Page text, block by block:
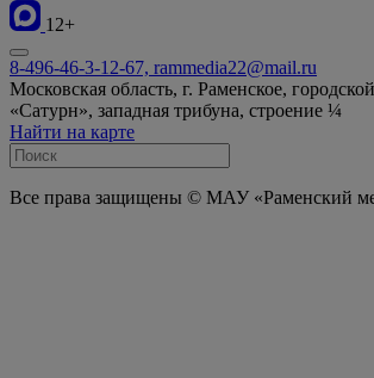
12+
8-496-46-3-12-67, rammedia22@mail.ru
Московская область, г. Раменское,
«Сатурн», западная трибуна, строение ¼
Найти на карте
Все права защищены © МАУ «Раменский